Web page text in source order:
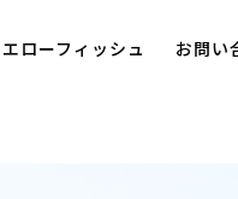
ローフィッシュ お問い